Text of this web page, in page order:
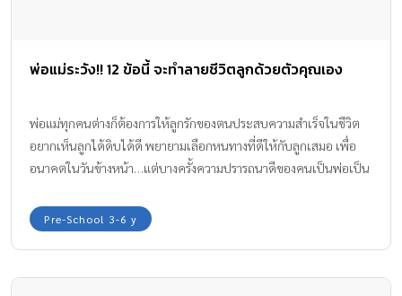
พ่อแม่ระวัง!! 12 ข้อนี้ จะทำลายชีวิตลูกด้วยตัวคุณเอง
พ่อแม่ทุกคนต่างก็ต้องการให้ลูกรักของตนประสบความสำเร็จในชีวิต
อยากเห็นลูกได้ดิบได้ดี พยายามเลือกหนทางที่ดีให้กับลูกเสมอ เพื่อ
อนาคตในวันข้างหน้า…แต่บางครั้งความปรารถนาดีของคนเป็นพ่อเป็น
Pre-School 3-6 y